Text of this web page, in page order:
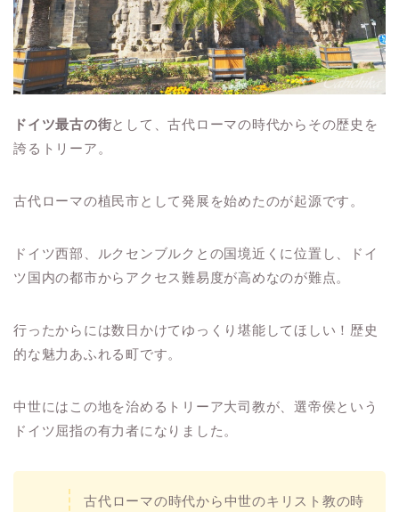
ドイツ最古の街として、古代ローマの時代からその歴史を
誇るトリーア。
古代ローマの植民市として発展を始めたのが起源です。
ドイツ西部、ルクセンブルクとの国境近くに位置し、ドイ
ツ国内の都市からアクセス難易度が高めなのが難点。
行ったからには数日かけてゆっくり堪能してほしい！歴史
的な魅力あふれる町です。
中世にはこの地を治めるトリーア大司教が、選帝侯という
ドイツ屈指の有力者になりました。
古代ローマの時代から中世のキリスト教の時